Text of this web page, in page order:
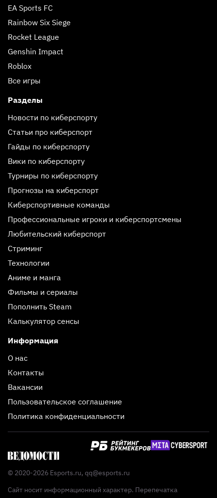
EA Sports FC
Rainbow Six Siege
Rocket League
Genshin Impact
Roblox
Все игры
Разделы
Новости по киберспорту
Статьи про киберспорт
Гайды по киберспорту
Вики по киберспорту
Турниры по киберспорту
Прогнозы на киберспорт
Киберспортивные команды
Профессиональные игроки и киберспортсмены
Любительский киберспорт
Стриминг
Технологии
Аниме и манга
Фильмы и сериалы
Пополнить Steam
Калькулятор сенсы
Информация
О нас
Контакты
Вакансии
Пользовательское соглашение
Политика конфиденциальности
© 2020-2026 Esports.ru, qq@esports.ru
Сайт носит информационный характер. Перепечатка